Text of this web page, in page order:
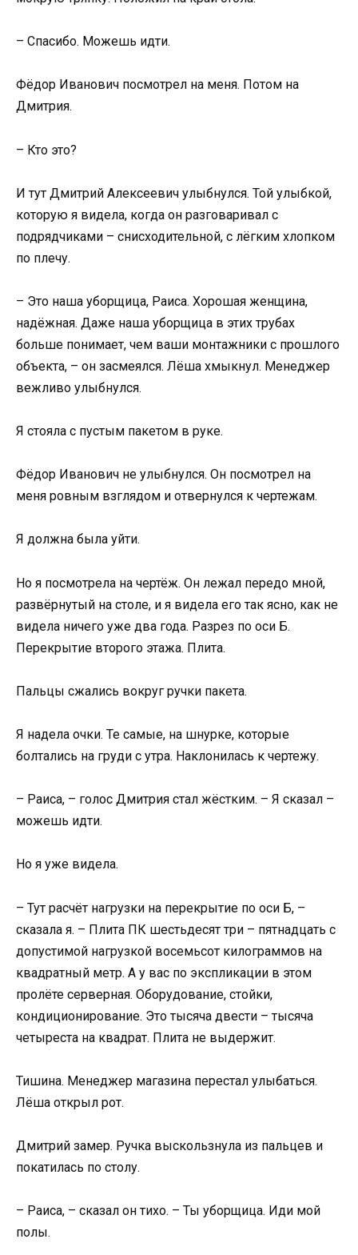
– Спасибо. Можешь идти.
Фёдор Иванович посмотрел на меня. Потом на
Дмитрия.
– Кто это?
И тут Дмитрий Алексеевич улыбнулся. Той улыбкой,
которую я видела, когда он разговаривал с
подрядчиками – снисходительной, с лёгким хлопком
по плечу.
– Это наша уборщица, Раиса. Хорошая женщина,
надёжная. Даже наша уборщица в этих трубах
больше понимает, чем ваши монтажники с прошлого
объекта, – он засмеялся. Лёша хмыкнул. Менеджер
вежливо улыбнулся.
Я стояла с пустым пакетом в руке.
Фёдор Иванович не улыбнулся. Он посмотрел на
меня ровным взглядом и отвернулся к чертежам.
Я должна была уйти.
Но я посмотрела на чертёж. Он лежал передо мной,
развёрнутый на столе, и я видела его так ясно, как не
видела ничего уже два года. Разрез по оси Б.
Перекрытие второго этажа. Плита.
Пальцы сжались вокруг ручки пакета.
Я надела очки. Те самые, на шнурке, которые
болтались на груди с утра. Наклонилась к чертежу.
– Раиса, – голос Дмитрия стал жёстким. – Я сказал –
можешь идти.
Но я уже видела.
– Тут расчёт нагрузки на перекрытие по оси Б, –
сказала я. – Плита ПК шестьдесят три – пятнадцать с
допустимой нагрузкой восемьсот килограммов на
квадратный метр. А у вас по экспликации в этом
пролёте серверная. Оборудование, стойки,
кондиционирование. Это тысяча двести – тысяча
четыреста на квадрат. Плита не выдержит.
Тишина. Менеджер магазина перестал улыбаться.
Лёша открыл рот.
Дмитрий замер. Ручка выскользнула из пальцев и
покатилась по столу.
– Раиса, – сказал он тихо. – Ты уборщица. Иди мой
полы.